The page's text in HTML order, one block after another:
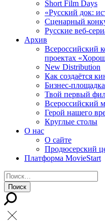
Short Film Days
«Русский док:
Сценарный
Русские веб-
Архив
Всероссийский
проектах
New Distribution
Как создаётся
Бизнес-
Твой первый
Всероссийский
Герой нашего
Круглые столы
О нас
О сайте
Продюсерский
Платформа MovieStart